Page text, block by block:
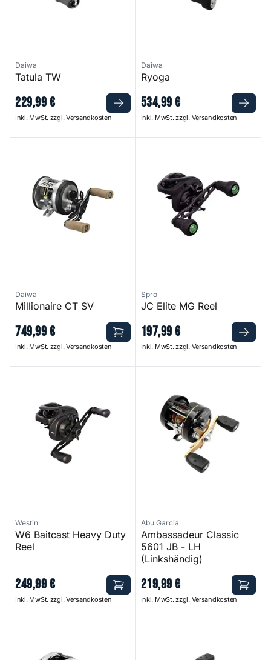
Daiwa
Tatula TW
229,99€
Inkl. MwSt. zzgl. Versandkosten
Daiwa
Ryoga
534,99€
Inkl. MwSt. zzgl. Versandkosten
Daiwa
Millionaire CT SV
749,99€
Inkl. MwSt. zzgl. Versandkosten
Spro
JC Elite MG Reel
197,99€
Inkl. MwSt. zzgl. Versandkosten
Westin
W6 Baitcast Heavy Duty
Reel
249,99€
Inkl. MwSt. zzgl. Versandkosten
Abu Garcia
Ambassadeur Classic
5601 JB - LH
(Linkshändig)
219,99€
Inkl. MwSt. zzgl. Versandkosten